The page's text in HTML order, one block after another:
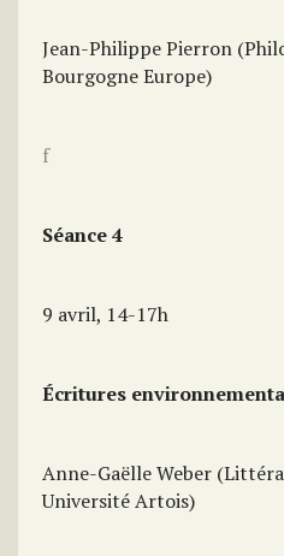
Jean-Philippe Pierron
Bourgogne Europe)
f
Séance 4
9 avril, 14-17h
Écritures
Anne-Gaëlle Weber
Université Artois)